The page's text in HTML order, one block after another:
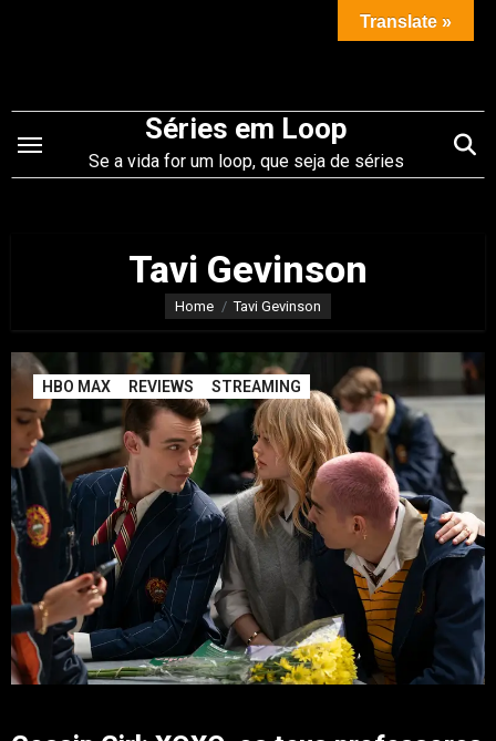
conteúdo
Séries em Loop
Se a vida for um loop, que seja de séries
Tavi Gevinson
Home Tavi Gevinson
HBO MAX REVIEWS STREAMING
Translate »